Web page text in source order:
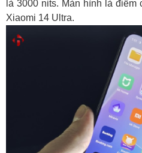
là 3000 nits. Màn hình là
Xiaomi 14 Ultra.